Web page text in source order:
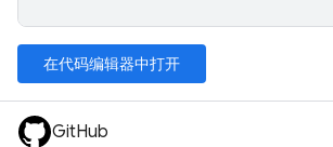
在代码编辑器中打开
GitHub